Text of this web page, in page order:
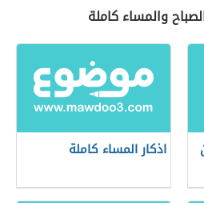
والمساء كاملة
اذكار المساء كاملة